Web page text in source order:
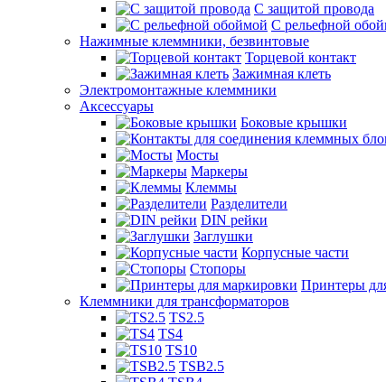
С защитой провода
C рельефной
Нажимные клеммники, безвинтовые
Торцевой контакт
Зажимная клеть
Электромонтажные клеммники
Аксессуары
Боковые крышки
Мосты
Маркеры
Клеммы
Разделители
DIN рейки
Заглушки
Корпусные части
Стопоры
Принтеры
Клеммники для трансформаторов
TS2.5
TS4
TS10
TSB2.5